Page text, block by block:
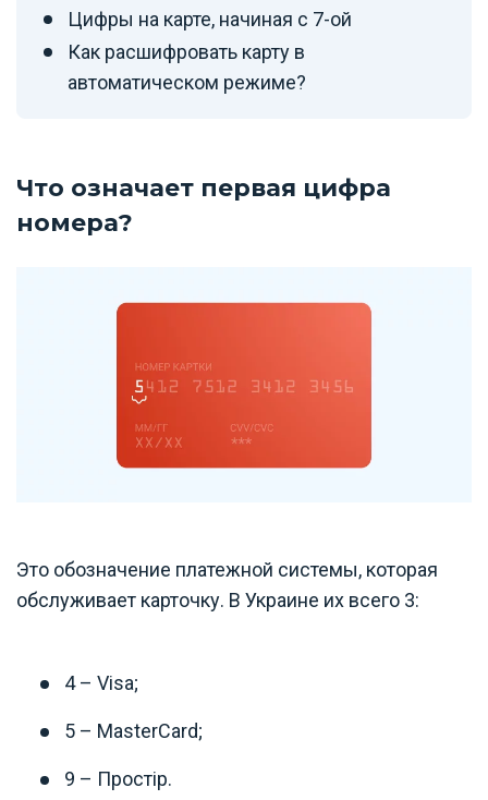
Цифры на карте, начиная с 7-ой
Как расшифровать карту в
автоматическом режиме?
Что означает первая цифра
номера?
Это обозначение платежной системы, которая
обслуживает карточку. В Украине их всего 3:
4 – Visa;
5 – MasterCard;
9 – Простір.